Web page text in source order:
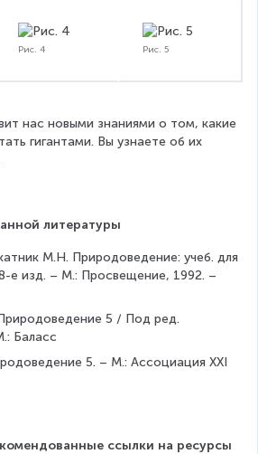
Рис. 4 Рис. 5
нас новыми знаниями о том, какие
гигантами. Вы узнаете об их
литературы
М.Н. Природоведение: учеб. для
е изд. – М.: Просвещение, 1992. –
5 / Под ред.
Баласс
5. – М.: Ассоциация ХХI
ссылки на ресурсы